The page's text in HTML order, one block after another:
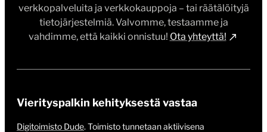
verkkopalveluita ja verkkokauppoja – tai räätälöityjä
tietojärjestelmiä. Valvomme, testaamme ja
vahdimme, että kaikki onnistuu! Ota yhteyttä!
Vierityspalkin kehityksestä vastaa
Digitoimisto Dude. Toimisto tunnetaan aktiivisena